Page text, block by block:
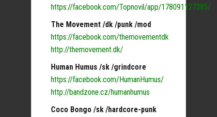
https://facebook.com/Topnovil/app/178091127385/
The Movement /dk /punk /mod
https://facebook.com/themovementdk
http://themovement.dk/
Human Humus /sk /grindcore
https://facebook.com/HumanHumus/
http://bandzone.cz/humanhumus
Coco Bongo /sk /hardcore-punk